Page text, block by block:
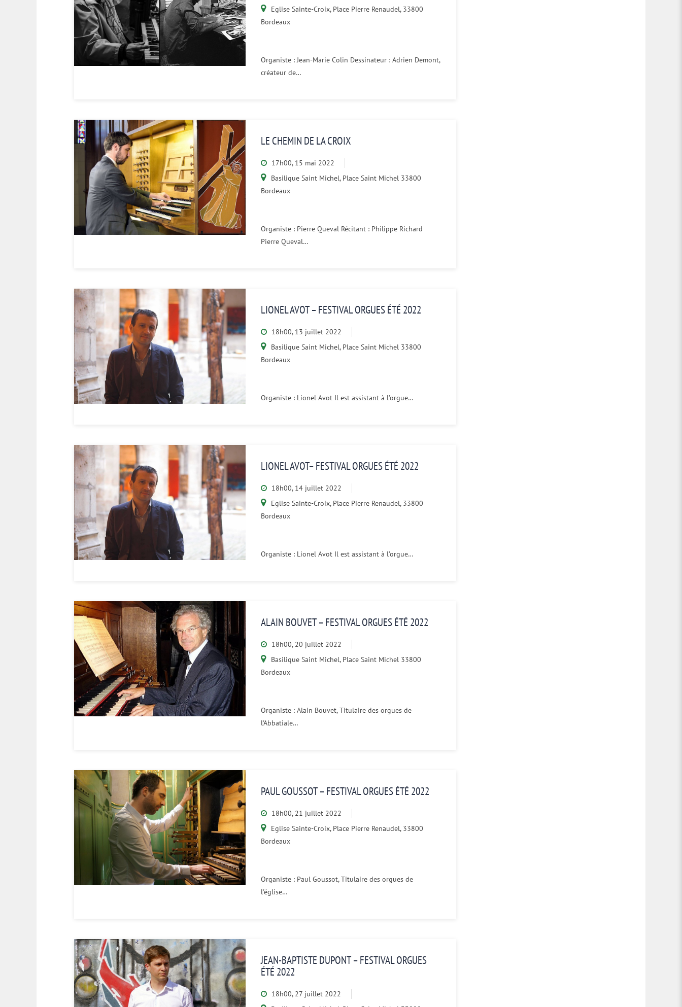
Eglise Sainte-Croix, Place Pierre Renaudel, 33800
Bordeaux
Organiste : Jean-Marie Colin Dessinateur : Adrien Demont,
créateur de…
LE CHEMIN DE LA CROIX
17h00, 15 mai 2022
Basilique Saint Michel, Place Saint Michel 33800
Bordeaux
Organiste : Pierre Queval Récitant : Philippe Richard
Pierre Queval…
LIONEL AVOT – FESTIVAL ORGUES ÉTÉ 2022
18h00, 13 juillet 2022
Basilique Saint Michel, Place Saint Michel 33800
Bordeaux
Organiste : Lionel Avot Il est assistant à l’orgue…
LIONEL AVOT– FESTIVAL ORGUES ÉTÉ 2022
18h00, 14 juillet 2022
Eglise Sainte-Croix, Place Pierre Renaudel, 33800
Bordeaux
Organiste : Lionel Avot Il est assistant à l’orgue…
ALAIN BOUVET – FESTIVAL ORGUES ÉTÉ 2022
18h00, 20 juillet 2022
Basilique Saint Michel, Place Saint Michel 33800
Bordeaux
Organiste : Alain Bouvet, Titulaire des orgues de
l'Abbatiale…
PAUL GOUSSOT – FESTIVAL ORGUES ÉTÉ 2022
18h00, 21 juillet 2022
Eglise Sainte-Croix, Place Pierre Renaudel, 33800
Bordeaux
Organiste : Paul Goussot, Titulaire des orgues de
l'église…
JEAN-BAPTISTE DUPONT – FESTIVAL ORGUES
ÉTÉ 2022
18h00, 27 juillet 2022